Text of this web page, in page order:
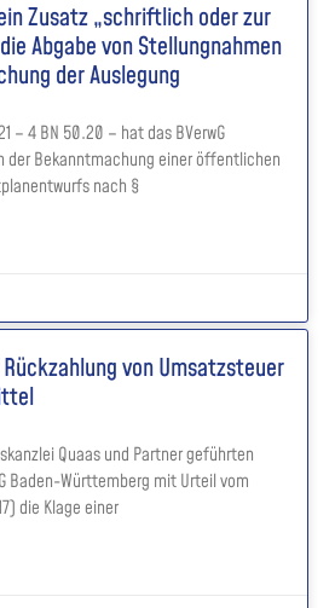
Zusatz „schriftlich oder zur
Abgabe von Stellungnahmen
der Auslegung
– 4 BN 50.20 – hat das BVerwG
der Bekanntmachung einer öffentlichen
nach §
von Umsatzsteuer
Quaas und Partner geführten
Baden-Württemberg mit Urteil vom
die Klage einer